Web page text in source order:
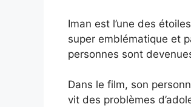
Iman est l’une des
super emblématique et
personnes sont
Dans le film, son
vit des problèmes